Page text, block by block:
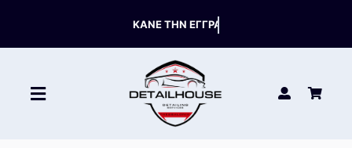
content
Toggle